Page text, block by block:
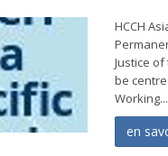
HCCH
Justice
be
Working...
en